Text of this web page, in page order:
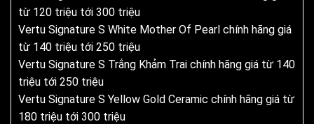
từ 120 triệu tới 300 triệu
Vertu Signature S White Mother Of Pearl chính hãng giá
từ 140 triệu tới 250 triệu
Vertu Signature S Trắng Khảm Trai chính hãng giá từ 140
triệu tới 250 triệu
Vertu Signature S Yellow Gold Ceramic chính hãng giá từ
180 triệu tới 300 triệu